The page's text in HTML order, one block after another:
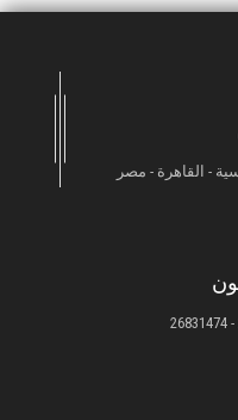
- القاهرة - مصر